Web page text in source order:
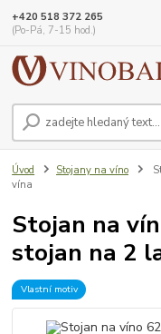
+420 518 372 265
(Po-Pá, 7-15 hod.)
Úvod Stojany na víno
vína
Stojan na
stojan na 2
Vlastní motiv